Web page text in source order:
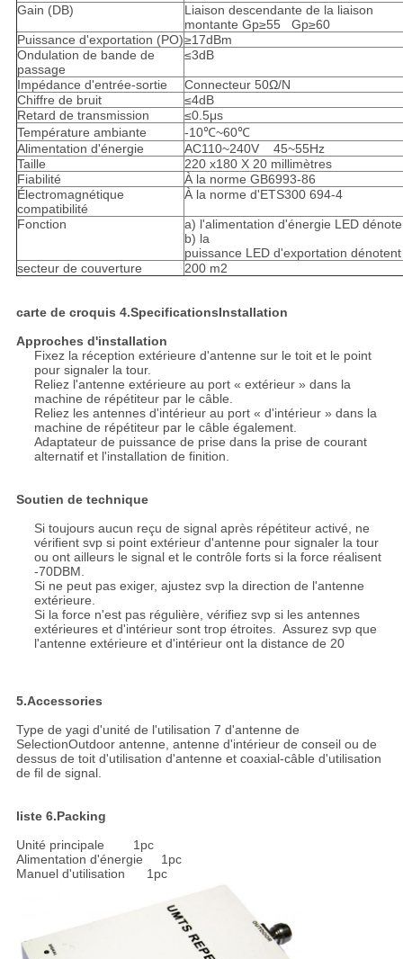
Gain (DB)
Liaison descendante de la liaison
montante Gp≥55 Gp≥60
Puissance d'exportation (PO)≥17dBm
Ondulation de bande de
passage
≤3dB
Impédance d'entrée-sortie
Connecteur 50Ω/N
Chiffre de bruit
≤4dB
Retard de transmission
≤0.5μs
Température ambiante
-10℃~60℃
Alimentation d'énergie
AC110~240V 45~55Hz
Taille
220 x180 X 20 millimètres
Fiabilité
À la norme GB6993-86
Électromagnétique
compatibilité
À la norme d'ETS300 694-4
Fonction
a) l'alimentation d'énergie LED
b) la
puissance LED d'exportation dénotent
secteur de couverture
200 m2
carte de croquis 4.SpecificationsInstallation
Approches d'installation
Fixez la réception extérieure d'antenne sur le toit et le point
pour signaler la tour.
Reliez l'antenne extérieure au port « extérieur » dans la
machine de répétiteur par le câble.
Reliez les antennes d'intérieur au port « d'intérieur » dans la
machine de répétiteur par le câble également.
Adaptateur de puissance de prise dans la prise de courant
alternatif et l'installation de finition.
Soutien de technique
Si toujours aucun reçu de signal après répétiteur activé, ne
vérifient svp si point extérieur d'antenne pour signaler la tour
ou ont ailleurs le signal et le contrôle forts si la force réalisent
-70DBM.
Si ne peut pas exiger, ajustez svp la direction de l'antenne
extérieure.
Si la force n'est pas régulière, vérifiez svp si les antennes
extérieures et d'intérieur sont trop étroites. Assurez svp que
l'antenne extérieure et d'intérieur ont la distance de 20
5.Accessories
Type de yagi d'unité de l'utilisation 7 d'antenne de
SelectionOutdoor antenne, antenne d'intérieur de conseil ou de
dessus de toit d'utilisation d'antenne et coaxial-câble d'utilisation
de fil de signal.
liste 6.Packing
Unité principale 1pc
Alimentation d'énergie 1pc
Manuel d'utilisation 1pc